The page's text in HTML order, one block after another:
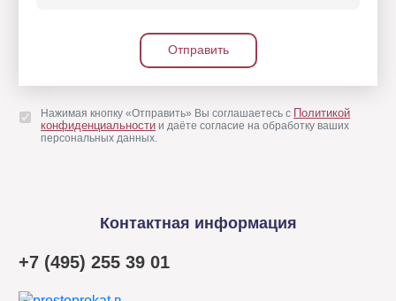
Отправить
Нажимая кнопку «Отправить» Вы соглашаетесь с Политикой
конфиденциальности и даёте согласие на обработку ваших
персональных данных.
Контактная информация
+7 (495) 255 39 01